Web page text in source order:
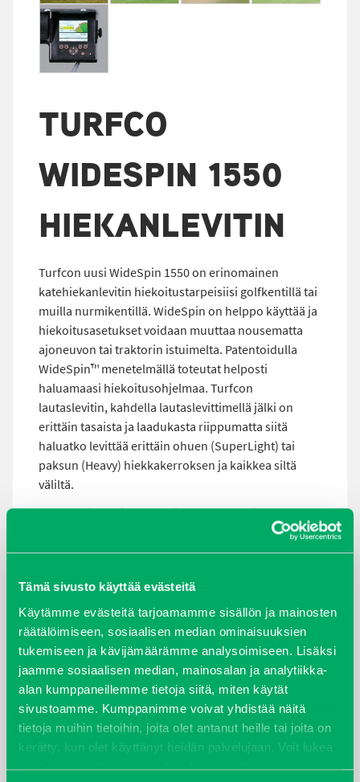
Tämä sivusto käyttää evästeitä
Käytämme evästeitä tarjoamamme sisällön ja mainosten
räätälöimiseen, sosiaalisen median ominaisuuksien
tukemiseen ja kävijämäärämme analysoimiseen. Lisäksi
jaamme sosiaalisen median, mainosalan ja analytiikka-
alan kumppaneillemme tietoja siitä, miten käytät
sivustoamme. Kumppanimme voivat yhdistää näitä
tietoja muihin tietoihin, joita olet antanut heille tai joita on
kerätty, kun olet käyttänyt heidän palvelujaan. Voit lukea
lisää evästeistä sekä muuttaa hyväksyntääsievästeet
TURFCO
WIDESPIN 1550
HIEKANLEVITIN
Turfcon uusi WideSpin 1550 on erinomainen
katehiekanlevitin hiekoitustarpeisiisi golfkentillä tai
muilla nurmikentillä. WideSpin on helppo käyttää ja
hiekoitusasetukset voidaan muuttaa nousematta
ajoneuvon tai traktorin istuimelta. Patentoidulla
WideSpin™ menetelmällä toteutat helposti
haluamaasi hiekoitusohjelmaa. Turfcon
lautaslevitin, kahdella lautaslevittimellä jälki on
erittäin tasaista ja laadukasta riippumatta siitä
haluatko levittää erittäin ohuen (SuperLight) tai
paksun (Heavy) hiekkakerroksen ja kaikkea siltä
väliltä.
Turfco Wide Spin 1550 voidaan asentaa joko
ajoneuvon päälle tai kärrynä vetää esim. traktorin
perässä. Päälle asennettava malli sopii useisiin eri